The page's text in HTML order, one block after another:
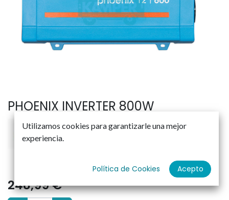
PHOENIX INVERTER 800W
248,99€
Utilizamos cookies para garantizarle una mejor
experiencia.
Política de Cookies Acepto